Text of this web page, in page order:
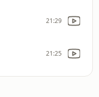
21:29
21:25